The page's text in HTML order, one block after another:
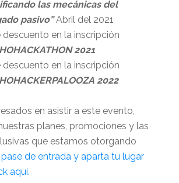
las mecánicas del
pasivo”Abril del 2021
descuento en la inscripción
2021
descuento en la inscripción
2022
en asistir a este evento,
planes, promociones y las
que estamos otorgando
de entrada y aparta tu lugar
aquí.